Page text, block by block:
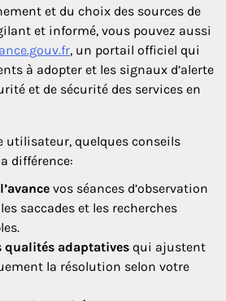
et du choix des sources de
et informé, vous pouvez aussi
, un portail officiel qui
à adopter et les signaux d’alerte
et de sécurité des services en
utilisateur, quelques conseils
différence:
vos séances d’observation
saccades et les recherches
qualités adaptatives qui ajustent
la résolution selon votre